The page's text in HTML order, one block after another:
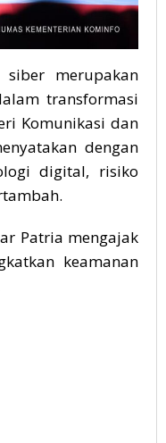
siber merupakan
transformasi
Komunikasi dan
dengan
digital, risiko
Patria mengajak
keamanan